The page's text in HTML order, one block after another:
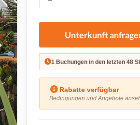
Unterkunft
1 Buchungen in den letzten 48
Rabatte verfügbar
Bedingungen und Angebote